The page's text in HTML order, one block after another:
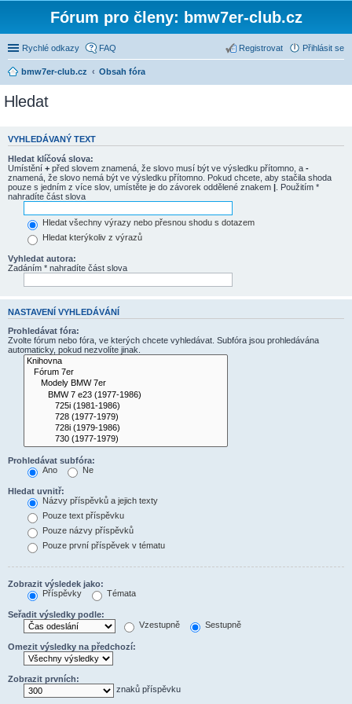
Fórum pro členy: bmw7er-club.cz
Rychlé odkazy FAQ Přihlásit se
Registrovat
bmw7er-club.cz Obsah fóra
Hledat
VYHLEDÁVANÝ TEXT
Hledat klíčová slova:
Umístění + před slovem znamená, že slovo musí být ve výsledku přítomno, a -
znamená, že slovo nemá být ve výsledku přítomno. Pokud chcete, aby stačila shoda
pouze s jedním z více slov, umístěte je do závorek oddělené znakem | . Použitím *
nahradíte část slova
Hledat všechny výrazy nebo přesnou shodu s dotazem
Hledat kterýkoliv z výrazů
Vyhledat autora:
Zadáním * nahradíte část slova
NASTAVENÍ VYHLEDÁVÁNÍ
Prohledávat fóra:
Zvolte fórum nebo fóra, ve kterých chcete vyhledávat. Subfóra jsou prohledávána
automaticky, pokud nezvolíte jinak.
Prohledávat subfóra:
Ano
Ne
Hledat uvnitř:
Názvy příspěvků a jejich texty
Pouze text příspěvku
Pouze názvy příspěvků
Pouze první příspěvek v tématu
Zobrazit výsledek jako:
Příspěvky
Témata
Seřadit výsledky podle:
Vzestupně
Sestupně
Omezit výsledky na předchozí:
Zobrazit prvních:
znaků příspěvku